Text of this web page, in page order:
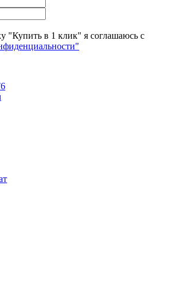
"Купить в 1 клик" я соглашаюсь с